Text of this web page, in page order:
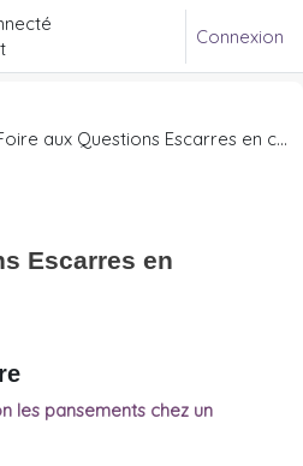
Connexion
Foire aux Questions Escarres en cancérologie
Escarres en
les pansements chez un